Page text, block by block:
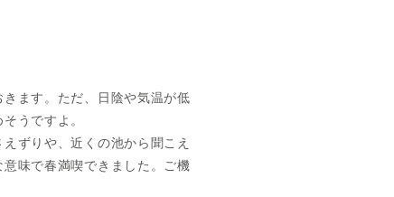
ます。ただ、日陰や気温が低
うですよ。
ずりや、近くの池から聞こえ
味で春満喫できました。ご機